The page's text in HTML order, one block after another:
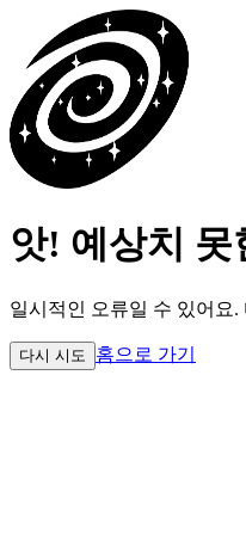
앗! 예상치 못
일시적인 오류일 수 있어요.
다시 시도 홈으로 가기